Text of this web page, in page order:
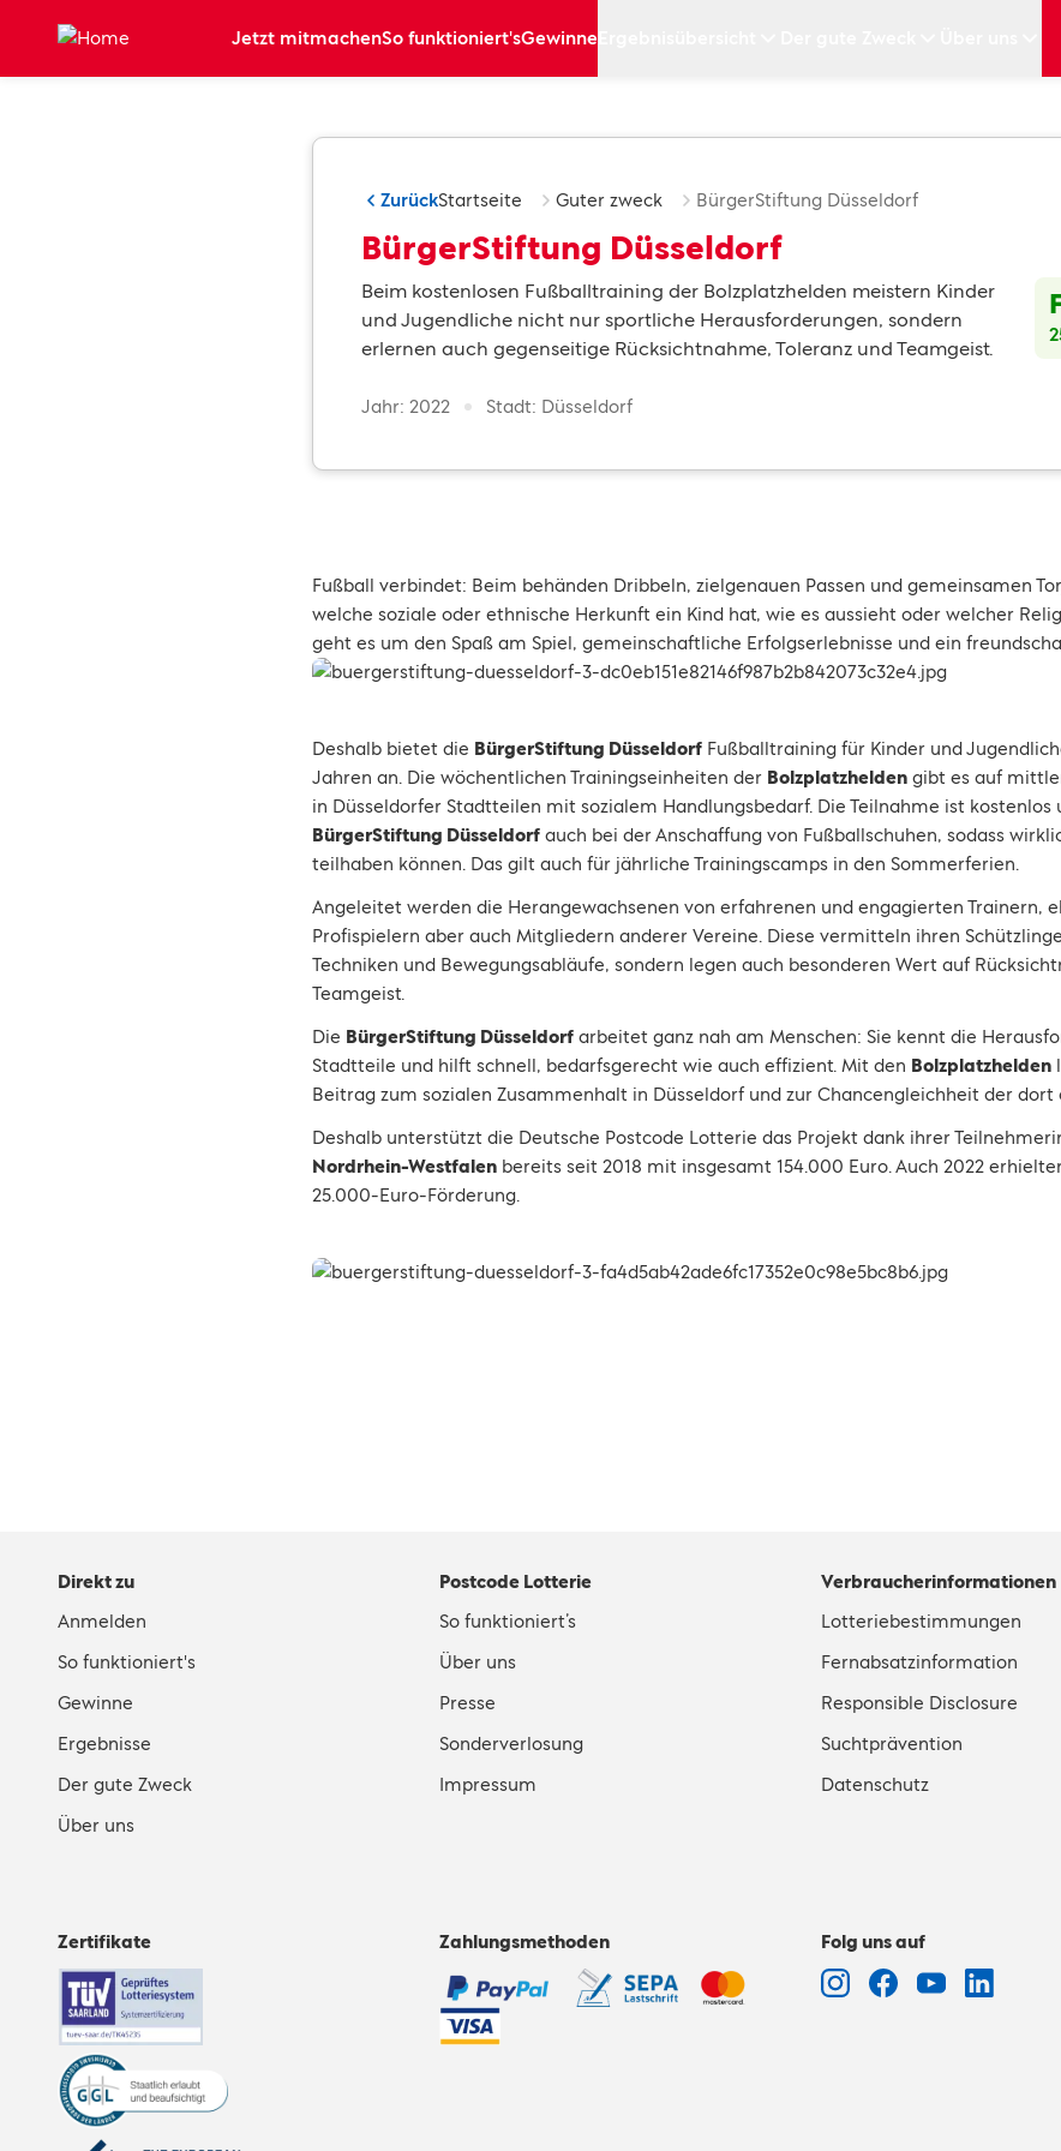
Zum Hauptinhalt springen
Jetzt mitmachenSo funktioniert'sGewinne
ZurückStartseite Guter zweck BürgerStiftung Düsseldorf
BürgerStiftung Düsseldorf
Beim kostenlosen Fußballtraining der Bolzplatzhelden meistern Kinder
und Jugendliche nicht nur sportliche Herausforderungen, sondern
erlernen auch gegenseitige Rücksichtnahme, Toleranz und Teamgeist.
Jahr: 2022 Stadt: Düsseldorf
Fußball verbindet: Beim behänden Dribbeln, zielgenauen Passen und gemeinsamen
welche soziale oder ethnische Herkunft ein Kind hat, wie es aussieht oder welcher
geht es um den Spaß am Spiel, gemeinschaftliche Erfolgserlebnisse und ein
Deshalb bietet die BürgerStiftung Düsseldorf Fußballtraining für Kinder und
Jahren an. Die wöchentlichen Trainingseinheiten der Bolzplatzhelden gibt es auf
in Düsseldorfer Stadtteilen mit sozialem Handlungsbedarf. Die Teilnahme ist
BürgerStiftung Düsseldorf auch bei der Anschaffung von Fußballschuhen, sodass
teilhaben können. Das gilt auch für jährliche Trainingscamps in den Sommerferien.
Angeleitet werden die Herangewachsenen von erfahrenen und engagierten Trainern,
Profispielern aber auch Mitgliedern anderer Vereine. Diese vermitteln ihren
Techniken und Bewegungsabläufe, sondern legen auch besonderen Wert auf
Teamgeist.
Die BürgerStiftung Düsseldorf arbeitet ganz nah am Menschen: Sie kennt die
Stadtteile und hilft schnell, bedarfsgerecht wie auch effizient. Mit den Bolzplatzhelden
Beitrag zum sozialen Zusammenhalt in Düsseldorf und zur Chancengleichheit der dort
Deshalb unterstützt die Deutsche Postcode Lotterie das Projekt dank ihrer
Nordrhein-Westfalen bereits seit 2018 mit insgesamt 154.000 Euro. Auch 2022
25.000-Euro-Förderung.
Direkt zu
Anmelden
So funktioniert's
Gewinne
Ergebnisse
Der gute Zweck
Über uns
Postcode Lotterie
So funktioniert’s
Über uns
Presse
Sonderverlosung
Impressum
Verbraucherinformationen
Lotteriebestimmungen
Fernabsatzinformation
Responsible Disclosure
Suchtprävention
Datenschutz
Zertifikate Zahlungsmethoden Folg uns auf